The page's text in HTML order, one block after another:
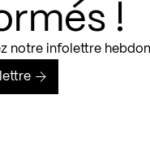
!
notre infolettre